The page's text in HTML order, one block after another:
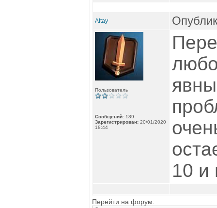
Altay
Пользователь
Сообщений: 189
Зарегистрирован: 20/01/2020
18:44
10 и
Перейти на форум: